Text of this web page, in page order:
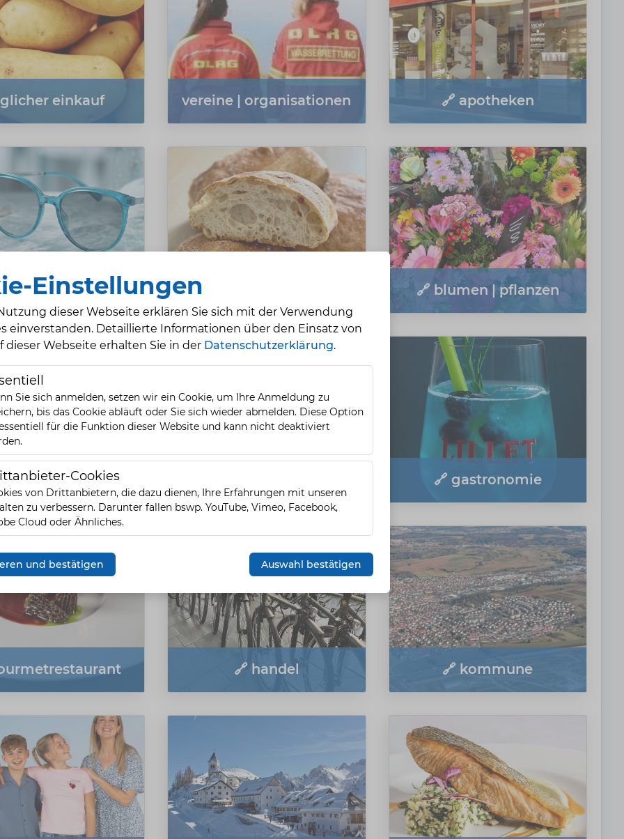
einkauf vereine | organisationen 🔗 apotheken
augenoptik 🔗 blumen | pflanzen
dienstleisungen 🔗 gastronomie
🔗 handel 🔗 kommune
Einstellungen
dieser Webseite erklären Sie sich mit der Verwendung
einverstanden. Detaillierte Informationen über den Einsatz von
dieser Webseite erhalten Sie in der Datenschutzerklärung.
Sie sich anmelden, setzen wir ein Cookie, um Ihre Anmeldung zu
bis das Cookie abläuft oder Sie sich wieder abmelden. Diese Option
für die Funktion dieser Website und kann nicht deaktiviert
CookiesCookies
von Drittanbietern, die dazu dienen, Ihre Erfahrungen mit unseren
zu verbessern. Darunter fallen bswp. YouTube, Vimeo, Facebook,
Cloud oder Ähnliches.
und bestätigen Auswahl bestätigen